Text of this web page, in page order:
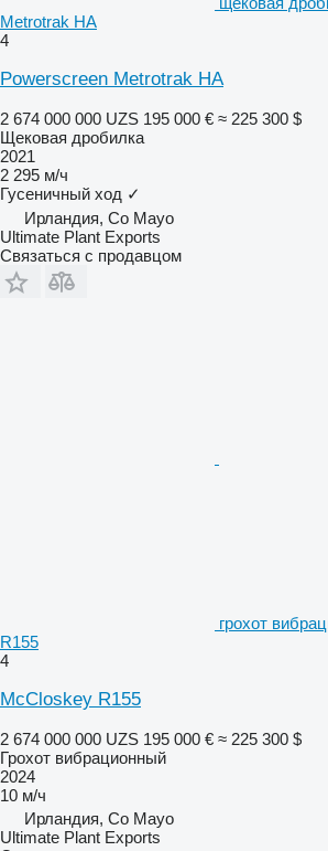
Metrotrak HA
4
Powerscreen Metrotrak HA
2 674 000 000 UZS 195 000 € ≈ 225 300 $
Щековая дробилка
2021
2 295 м/ч
Гусеничный ход ✓
Ирландия, Co Mayo
Ultimate Plant Exports
Связаться с продавцом
грохот
R155
4
McCloskey R155
2 674 000 000 UZS 195 000 € ≈ 225 300 $
Грохот вибрационный
2024
10 м/ч
Ирландия, Co Mayo
Ultimate Plant Exports